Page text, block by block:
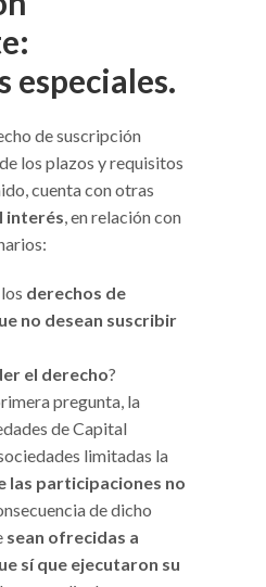
especiales.
de suscripción
los plazos y requisitos
cuenta con otras
interés, en relación con
derechos de
no desean suscribir
el derecho?
pregunta, la
de Capital
limitadas la
las participaciones no
de dicho
sean ofrecidas a
sí que ejecutaron su